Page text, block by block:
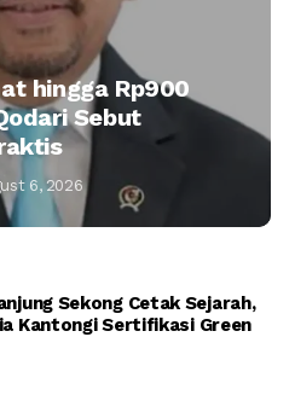
hingga Rp900
Sebut
6, 2026
Sekong Cetak Sejarah,
Kantongi Sertifikasi Green